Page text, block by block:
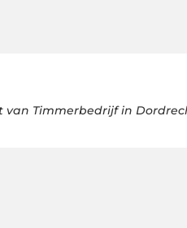
van Timmerbedrijf in